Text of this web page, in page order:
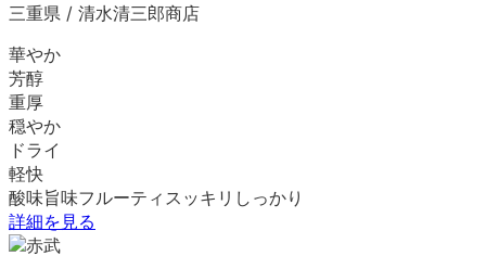
三重県 / 清水清三郎商店
華やか
芳醇
重厚
穏やか
ドライ
軽快
酸味旨味フルーティ スッキリ しっかり
詳細を見る